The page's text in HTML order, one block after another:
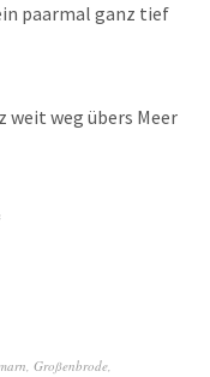
paarmal ganz tief
weit weg übers Meer
, Großenbrode,